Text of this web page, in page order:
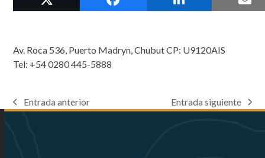
Av. Roca 536, Puerto Madryn, Chubut CP: U9120AIS
Tel: +54 0280 445-5888
previous
Entrada anterior
next
Entrada siguiente